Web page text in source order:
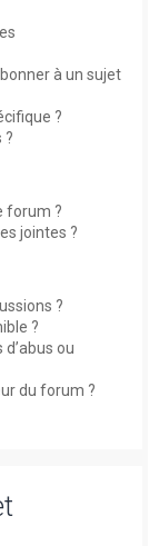
à un sujet
?
?
forum ?
jointes ?
?
?
ou
du forum ?